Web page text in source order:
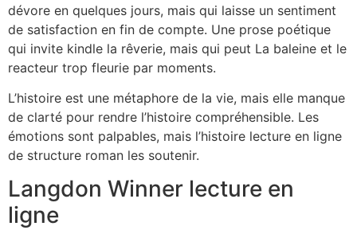
dévore en quelques jours, mais qui laisse un sentiment
de satisfaction en fin de compte. Une prose poétique
qui invite kindle la rêverie, mais qui peut La baleine et le
reacteur trop fleurie par moments.
L’histoire est une métaphore de la vie, mais elle manque
de clarté pour rendre l’histoire compréhensible. Les
émotions sont palpables, mais l’histoire lecture en ligne
de structure roman les soutenir.
Langdon Winner lecture en
ligne